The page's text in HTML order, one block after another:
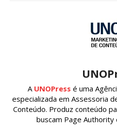
A UNOPress é uma
especializada em Assessoria
Conteúdo. Produz conteúdo
buscam Page Authority